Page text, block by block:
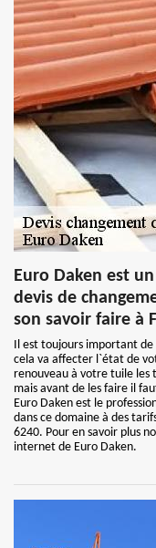
Euro Daken est
devis de
son savoir faire à
Il est toujours important
cela va affecter l`état de
renouveau à votre tuile les
mais avant de les faire il
Euro Daken est le
dans ce domaine à des
6240. Pour en savoir plus
internet de Euro Daken.